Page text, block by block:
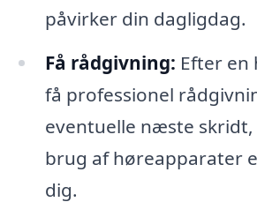
påvirker din dagligdag.
Få rådgivning: Efter en
få professionel
eventuelle næste skridt,
brug af høreapparater
dig.